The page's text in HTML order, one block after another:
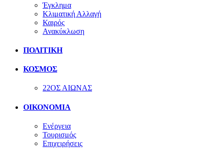
Έγκλημα
Κλιματική Αλλαγή
Καιρός
Ανακύκλωση
ΠΟΛΙΤΙΚΗ
ΚΟΣΜΟΣ
22ΟΣ ΑΙΩΝΑΣ
ΟΙΚΟΝΟΜΙΑ
Ενέργεια
Τουρισμός
Επιχειρήσεις